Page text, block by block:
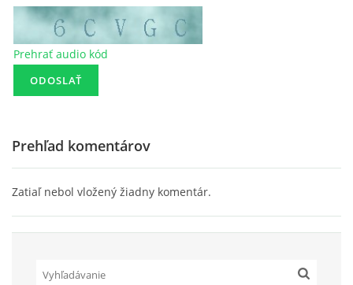
Prehrať audio kód
Prehľad komentárov
Zatiaľ nebol vložený žiadny komentár.